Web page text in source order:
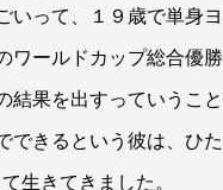
いって、１９歳で単身
ワールドカップ総合優
結果を出すっていうこ
できるという彼は、ひ
生きてきました。